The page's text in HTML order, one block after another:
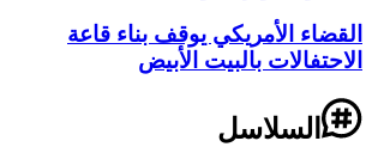
القضاء الأمريكي يوقف بناء قاعة
الاحتفالات بالبيت الأبيض
السلاسل